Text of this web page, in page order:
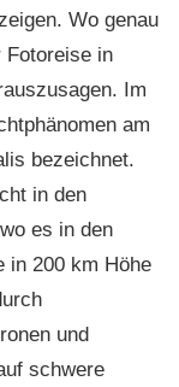
Wo genau
Fotoreise in
Im
am
bezeichnet.
in den
es in den
in 200 km Höhe
und
schwere